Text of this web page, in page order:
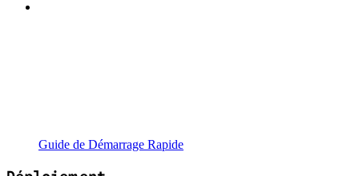
Guide de Démarrage Rapide